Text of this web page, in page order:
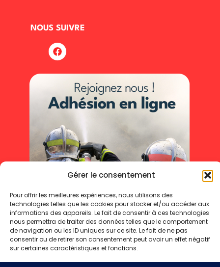
Gérer le consentement
Pour offrir les meilleures expériences, nous utilisons des
technologies telles que les cookies pour stocker et/ou accéder aux
informations des appareils. Le fait de consentir à ces technologies
nous permettra de traiter des données telles que le comportement
de navigation ou les ID uniques sur ce site. Le fait de ne pas
consentir ou de retirer son consentement peut avoir un effet négatif
sur certaines caractéristiques et fonctions.
NOUS SUIVRE
Mentions légales Politique de cookies